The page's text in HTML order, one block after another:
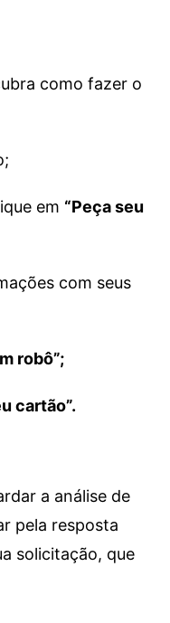
como fazer o
em “Peça seu
com seus
robô”;
cartão”.
a análise de
pela resposta
solicitação, que